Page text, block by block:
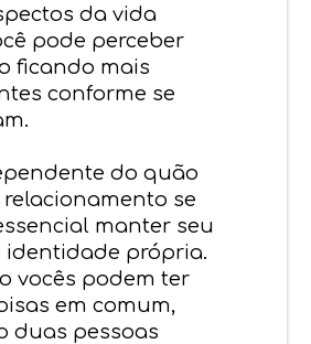
da vida
pode perceber
ficando mais
conforme se
do quão
se
manter seu
identidade própria.
vocês podem ter
em comum,
duas pessoas